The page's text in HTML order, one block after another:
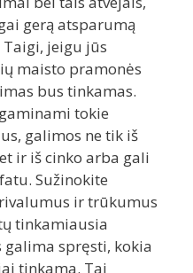
gerą atsparumą
jeigu jūs
maisto pramonės
bus tinkamas.
tokie
galimos ne tik iš
ir iš cinko arba gali
Sužinokite
ir trūkumus
tinkamiausia
spręsti, kokia
tinkama. Tai